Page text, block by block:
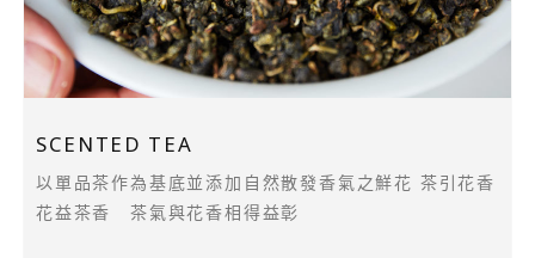
SCENTED TEA
以單品茶作為基底並添加自然散發香氣之鮮花 茶引花香
花益茶香 茶氣與花香相得益彰